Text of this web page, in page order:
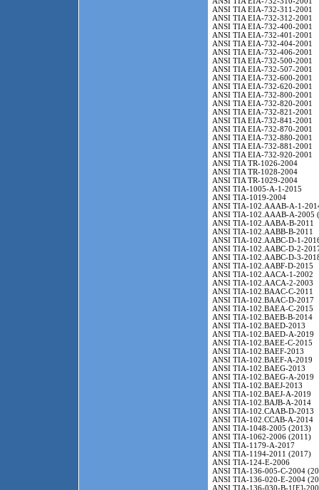
ANSI TIA EIA-732-311-2001
ANSI TIA EIA-732-312-2001
ANSI TIA EIA-732-400-2001
ANSI TIA EIA-732-401-2001
ANSI TIA EIA-732-404-2001
ANSI TIA EIA-732-406-2001
ANSI TIA EIA-732-500-2001
ANSI TIA EIA-732-507-2001
ANSI TIA EIA-732-600-2001
ANSI TIA EIA-732-620-2001
ANSI TIA EIA-732-800-2001
ANSI TIA EIA-732-820-2001
ANSI TIA EIA-732-821-2001
ANSI TIA EIA-732-841-2001
ANSI TIA EIA-732-870-2001
ANSI TIA EIA-732-880-2001
ANSI TIA EIA-732-881-2001
ANSI TIA EIA-732-920-2001
ANSI TIA TR-1026-2004
ANSI TIA TR-1028-2004
ANSI TIA TR-1029-2004
ANSI TIA-1005-A-1-2015
ANSI TIA-1019-2004
ANSI TIA-102.AAAB-A-1-
ANSI TIA-102.AAAB-A-2005
ANSI TIA-102.AABA-B-2011
ANSI TIA-102.AABB-B-2011
ANSI TIA-102.AABC-D-1-
ANSI TIA-102.AABC-D-2-
ANSI TIA-102.AABC-D-3-
ANSI TIA-102.AABF-D-2015
ANSI TIA-102.AACA-1-2002
ANSI TIA-102.AACA-2-2003
ANSI TIA-102.BAAC-C-2011
ANSI TIA-102.BAAC-D-2017
ANSI TIA-102.BAEA-C-2015
ANSI TIA-102.BAEB-B-2014
ANSI TIA-102.BAED-2013
ANSI TIA-102.BAED-A-2019
ANSI TIA-102.BAEE-C-2015
ANSI TIA-102.BAEF-2013
ANSI TIA-102.BAEF-A-2019
ANSI TIA-102.BAEG-2013
ANSI TIA-102.BAEG-A-2019
ANSI TIA-102.BAEJ-2013
ANSI TIA-102.BAEJ-A-2019
ANSI TIA-102.BAJB-A-2014
ANSI TIA-102.CAAB-D-2013
ANSI TIA-102.CCAB-A-2014
ANSI TIA-1048-2005 (2013)
ANSI TIA-1062-2006 (2011)
ANSI TIA-1179-A-2017
ANSI TIA-1194-2011 (2017)
ANSI TIA-124-E-2006
ANSI TIA-136-005-C-2004
ANSI TIA-136-020-E-2004
ANSI TIA-136-030-B-1[E]-